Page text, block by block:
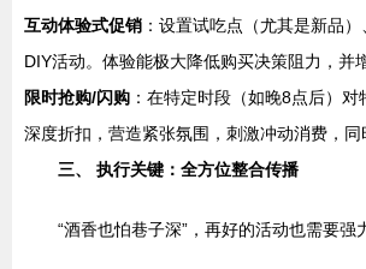
互动体验式促销 ：设置试吃点（尤其是新品
DIY活动。体验能极大降低购买决策阻力，并
限时抢购/闪购 ：在特定时段（如晚8点后）
深度折扣，营造紧张氛围，刺激冲动消费，同
三、 执行关键：全方位整合传播
“酒香也怕巷子深”，再好的活动也需要强